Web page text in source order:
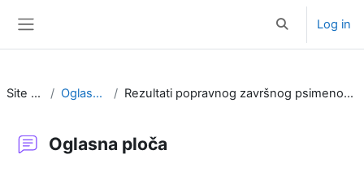
Toggle search
Log in
Site pages Oglasna ploča Rezultati popravnog završnog psimenog ispita iz TS od 210.2.2024
Oglasna ploča